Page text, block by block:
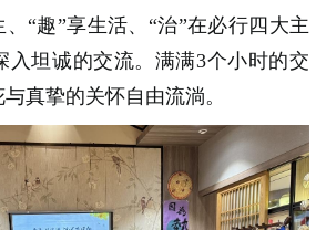
“趣”享生活、“治”在必行四大主
入坦诚的交流。满满3个小时的交
真挚的关怀自由流淌。